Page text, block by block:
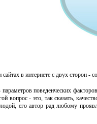
в интернете с двух сторон -
поведенческих
вопрос - это, так сказать,
его автор рад любому